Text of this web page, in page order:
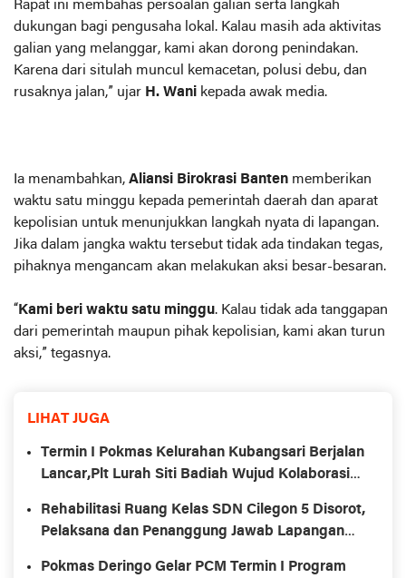
Rapat ini membahas persoalan galian serta langkah
dukungan bagi pengusaha lokal. Kalau masih ada aktivitas
galian yang melanggar, kami akan dorong penindakan.
Karena dari situlah muncul kemacetan, polusi debu, dan
rusaknya jalan,” ujar H. Wani kepada awak media.
Ia menambahkan, Aliansi Birokrasi Banten memberikan
waktu satu minggu kepada pemerintah daerah dan aparat
kepolisian untuk menunjukkan langkah nyata di lapangan.
Jika dalam jangka waktu tersebut tidak ada tindakan tegas,
pihaknya mengancam akan melakukan aksi besar-besaran.
“Kami beri waktu satu minggu. Kalau tidak ada tanggapan
dari pemerintah maupun pihak kepolisian, kami akan turun
aksi,” tegasnya.
LIHAT JUGA
Termin I Pokmas Kelurahan Kubangsari Berjalan
Lancar,Plt Lurah Siti Badiah Wujud Kolaborasi
Rehabilitasi Ruang Kelas SDN Cilegon 5 Disorot,
Pelaksana dan Penanggung Jawab Lapangan
Pokmas Deringo Gelar PCM Termin I Program